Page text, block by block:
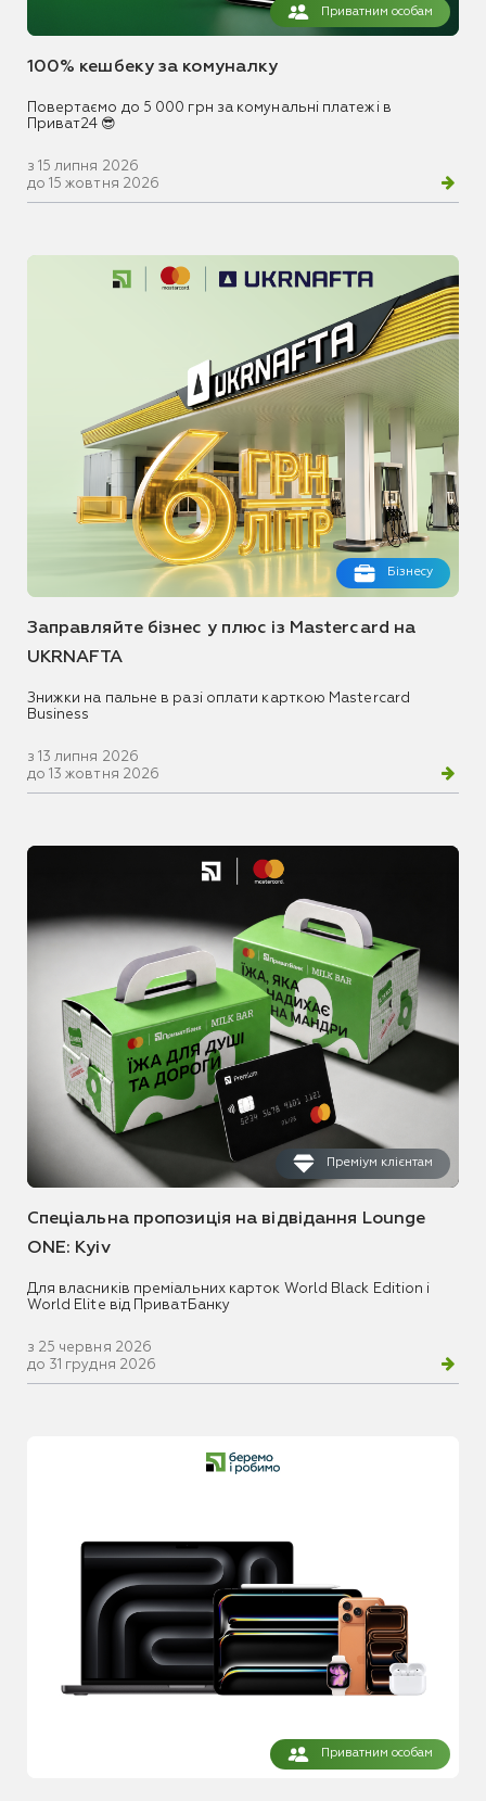
Приватним особам
100% кешбеку за комуналку
Повертаємо до 5 000 грн за комунальні платежі в
Приват24 😎
з 15 липня 2026
до 15 жовтня 2026
Бізнесу
Заправляйте бізнес у плюс із Mastercard на
UKRNAFTA
Знижки на пальне в разі оплати карткою Mastercard
Business
з 13 липня 2026
до 13 жовтня 2026
Преміум клієнтам
Спеціальна пропозиція на відвідання Lounge
ONE: Kyiv
Для власників преміальних карток World Black Edition і
World Elite від ПриватБанку
з 25 червня 2026
до 31 грудня 2026
Приватним особам